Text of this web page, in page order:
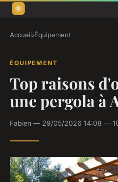
Accueil›Équipement
ÉQUIPEMENT
Top raisons
une pergola à
Fabien — 29/05/2026 14:08 —